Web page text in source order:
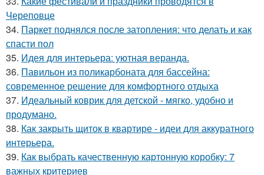
Череповце
34. Паркет поднялся после затопления: что делать и как
спасти пол
35. Идея для интерьера: уютная веранда.
36. Павильон из поликарбоната для бассейна:
современное решение для комфортного отдыха
37. Идеальный коврик для детской - мягко, удобно и
продумано.
38. Как закрыть щиток в квартире - идеи для аккуратного
интерьера.
39. Как выбрать качественную картонную коробку: 7
важных критериев